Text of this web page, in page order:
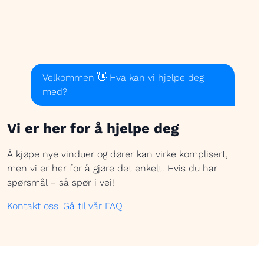
Velkommen 👋 Hva kan vi hjelpe deg
med?
Vi er her for å hjelpe deg
Å kjøpe nye vinduer og dører kan virke komplisert,
men vi er her for å gjøre det enkelt. Hvis du har
spørsmål – så spør i vei!
Kontakt oss Gå til vår FAQ